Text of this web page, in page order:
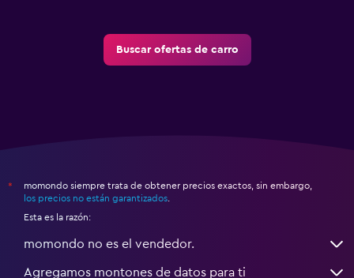
Buscar ofertas de carro
*
momondo siempre trata de obtener precios exactos, sin embargo,
los precios no están garantizados.
Esta es la razón:
momondo no es el vendedor.
Agregamos montones de datos para ti